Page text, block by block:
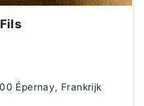
Épernay, Frankrijk